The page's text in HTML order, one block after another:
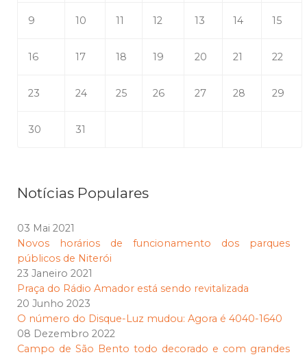
9 10 11 12 13 14 15
16 17 18 19 20 21 22
23 24 25 26 27 28 29
30 31
Notícias Populares
03 Mai 2021
Novos horários de funcionamento dos parques
públicos de Niterói
23 Janeiro 2021
Praça do Rádio Amador está sendo revitalizada
20 Junho 2023
O número do Disque-Luz mudou: Agora é 4040-1640
08 Dezembro 2022
Campo de São Bento todo decorado e com grandes